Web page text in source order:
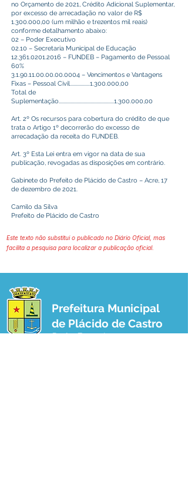
no Orçamento de 2021, Crédito Adicional Suplementar,
por excesso de arrecadação no valor de R$
1.300.000,00 (um milhão e trezentos mil reais)
conforme detalhamento abaixo:
02 – Poder Executivo
02.10 – Secretaria Municipal de Educação
12.361.0201.2016 – FUNDEB – Pagamento de Pessoal
60%
3.1.90.11.00.00.00.0004 – Vencimentos e Vantagens
Fixas – Pessoal Civil.................1.300.000,00
Total de
Suplementação...............................................1.300.000,00
Art. 2º Os recursos para cobertura do crédito de que
trata o Artigo 1º decorrerão do excesso de
arrecadação da receita do FUNDEB.
Art. 3º Esta Lei entra em vigor na data de sua
publicação, revogadas as disposições em contrário.
Gabinete do Prefeito de Plácido de Castro – Acre, 17
de dezembro de 2021.
Camilo da Silva
Prefeito de Plácido de Castro
Este texto não substitui o publicado no Diário Oficial, mas
facilita a pesquisa para localizar a publicação oficial.
Prefeitura Municipal
de Plácido de Castro
Poder Executivo